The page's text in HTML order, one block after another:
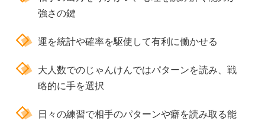
強さの鍵
運を統計や確率を駆使して有利に働かせる
大人数でのじゃんけんではパターンを読み、戦
略的に手を選択
日々の練習で相手のパターンや癖を読み取る能